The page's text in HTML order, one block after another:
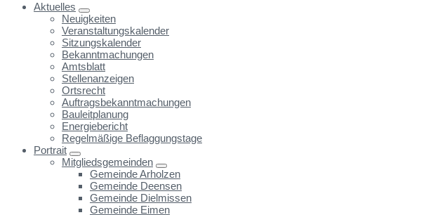
Aktuelles
Neuigkeiten
Veranstaltungskalender
Sitzungskalender
Bekanntmachungen
Amtsblatt
Stellenanzeigen
Ortsrecht
Auftragsbekanntmachungen
Bauleitplanung
Energiebericht
Regelmäßige Beflaggungstage
Portrait
Mitgliedsgemeinden
Gemeinde Arholzen
Gemeinde Deensen
Gemeinde Dielmissen
Gemeinde Eimen